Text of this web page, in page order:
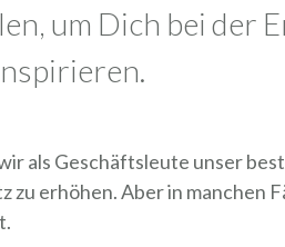
um Dich bei der
als Geschäftsleute unser
erhöhen. Aber in manchen